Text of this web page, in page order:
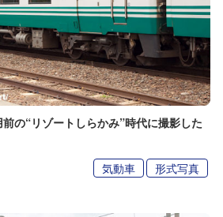
の“リゾートしらかみ”時代に撮影した
気動車 形式写真